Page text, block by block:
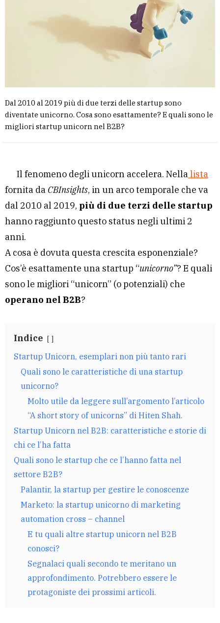
Dal 2010 al 2019 più di due terzi delle startup sono
diventate unicorno. Cosa sono esattamente? E quali sono le
migliori startup unicorn nel B2B?
Il fenomeno degli unicorn accelera. Nellalista
fornita da CBInsights, in un arco temporale che va
dal 2010 al 2019, più di due terzi delle startup
hanno raggiunto questo status negli ultimi 2
anni.
A cosa è dovuta questa crescita esponenziale?
Cos’è esattamente una startup “unicorno”? E quali
sono le migliori “unicorn” (o potenziali) che
operano nel B2B?
Indice
Startup Unicorn, esemplari non più tanto rari
Quali sono le caratteristiche di una startup
unicorno?
Molto utile da leggere sull’argomento l’articolo
“A short story of unicorns” di Hiten Shah.
Startup Unicorn nel B2B: caratteristiche e storie di
chi ce l’ha fatta
Quali sono le startup che ce l’hanno fatta nel
settore B2B?
Palantir, la startup per gestire le conoscenze
Marketo: la startup unicorno di marketing
automation cross – channel
E tu quali altre startup unicorn nel B2B
conosci?
Segnalaci quali secondo te meritano un
approfondimento. Potrebbero essere le
protagoniste dei prossimi articoli.